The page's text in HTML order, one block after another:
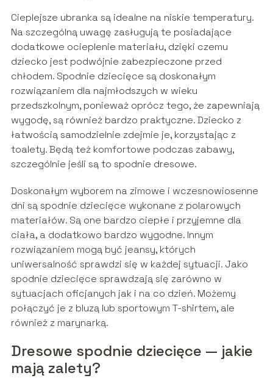
Cieplejsze ubranka są idealne na niskie temperatury.
Na szczególną uwagę zasługują te posiadające
dodatkowe ocieplenie materiału, dzięki czemu
dziecko jest podwójnie zabezpieczone przed
chłodem. Spodnie dziecięce są doskonałym
rozwiązaniem dla najmłodszych w wieku
przedszkolnym, ponieważ oprócz tego, że zapewniają
wygodę, są również bardzo praktyczne. Dziecko z
łatwością samodzielnie zdejmie je, korzystając z
toalety. Będą też komfortowe podczas zabawy,
szczególnie jeśli są to spodnie dresowe.
Doskonałym wyborem na zimowe i wczesnowiosenne
dni są spodnie dziecięce wykonane z polarowych
materiałów. Są one bardzo ciepłe i przyjemne dla
ciała, a dodatkowo bardzo wygodne. Innym
rozwiązaniem mogą być jeansy, których
uniwersalność sprawdzi się w każdej sytuacji. Jako
spodnie dziecięce sprawdzają się zarówno w
sytuacjach oficjanych jak i na co dzień. Możemy
połączyć je z bluzą lub sportowym T-shirtem, ale
również z marynarką.
Dresowe spodnie dziecięce — jakie
mają zalety?